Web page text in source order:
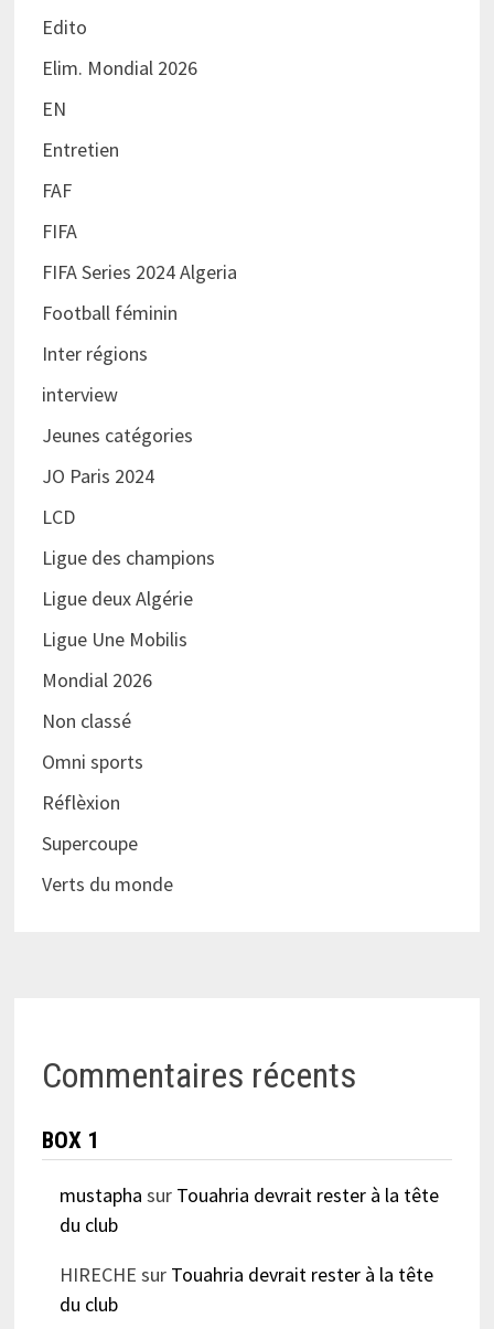
Edito
Elim. Mondial 2026
EN
Entretien
FAF
FIFA
FIFA Series 2024 Algeria
Football féminin
Inter régions
interview
Jeunes catégories
JO Paris 2024
LCD
Ligue des champions
Ligue deux Algérie
Ligue Une Mobilis
Mondial 2026
Non classé
Omni sports
Réflèxion
Supercoupe
Verts du monde
Commentaires récents
BOX 1
mustapha sur Touahria devrait rester à la tête
du club
HIRECHE sur Touahria devrait rester à la tête
du club